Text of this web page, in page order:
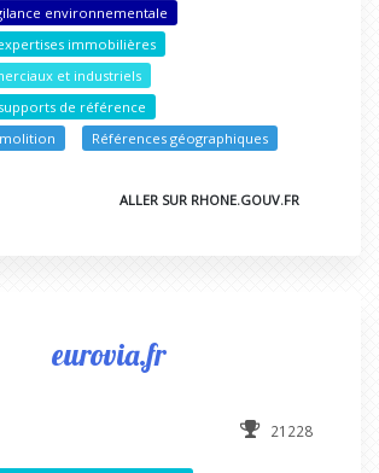
environnementale
immobilières
et industriels
de référence
Références géographiques
ALLER SUR RHONE.GOUV.FR
eurovia.fr
21228